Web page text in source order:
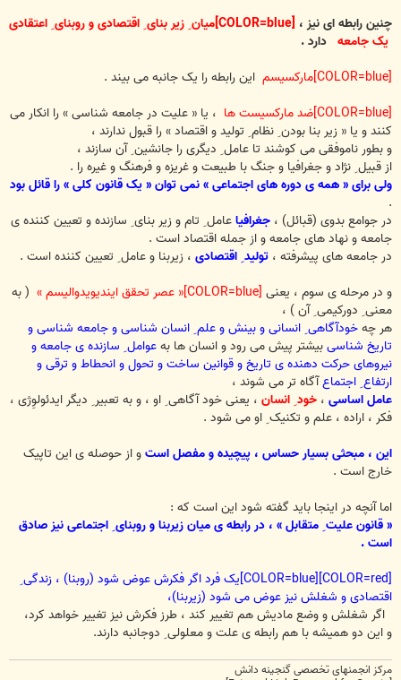
چنین رابطه ای نیز ،
[COLOR=blue]میان ِ زیر بنای ِ اقتصادی و روبنای ِ اعتقادی
ِ یک جامعهدارد .
این رابطه را یک جانبه می بیند .
، یا « علیت در جامعه شناسی » را انکار می
کنند و یا « زیر بنا بودن ِ نظام ِ تولید و اقتصاد » را قبول ندارند ،
و بطور ناموفقی می کوشند تا عامل ِ دیگری را جانشین ِ آن سازند ،
از قبیل ِ نژاد و جغرافیا و جنگ با طبیعت و غریزه و فرهنگ و غیره را .
ولی برای « همه ی دوره های اجتماعی » نمی توان « یک قانون کلی » را قائل بود
در جوامع بدوی (قبائل) ، جغرافیاعامل ِ تام و زیر بنای ِ سازنده و تعیین کننده ی
جامعه و نهاد های جامعه و از جمله اقتصاد است .
در جامعه های پیشرفته ، تولید ِ اقتصادی ، زیربنا و عامل ِ تعیین کننده است .
و در مرحله ی سوم ، یعنی[COLOR=blue]« عصر تحقق ایندیویدوالیسم »
( به
معنی ِ دورکیمی ِ آن ) ،
هر چهخودآگاهی ِ انسانی و بینش و علم ِ انسان شناسی و جامعه شناسی و
تاریخ شناسیبیشتر پیش می رود و انسان ها بهعوامل ِ سازنده ی جامعه و
نیروهای حرکت دهنده ی تاریخ و قوانین ساخت و تحول و انحطاط و ترقی و
ارتفاع ِ اجتماعآگاه تر می شوند ،
عامل اساسی، خود ِ انسان ، یعنی خود آگاهی ِ او ، و به تعبیر ِ دیگر ایدئولوِژی ،
فکر ، اراده ، علم و تکنیک ِ او می شود .
این ، مبحثی بسیار حساس ، پیچیده و مفصل استو از حوصله ی این تاپیک
خارج است .
اما آنچه در اینجا باید گفته شود این است که :
« قانون علیت ِ متقابل » ، در رابطه ی میان زیربنا و روبنای ِ اجتماعی نیز صادق
است .
، زندگی ِ
اقتصادی و شغلش نیز عوض می شود (زیربنا)،
اگر شغلش و وضع مادیش هم تغییر کند ، طرز فکرش نیز تغییر خواهد کرد،
و این دو همیشه با هم رابطه ی علت و معلولی ِ دوجانبه دارند.
مرکز انجمنهای تخصصی گنجینه دانش